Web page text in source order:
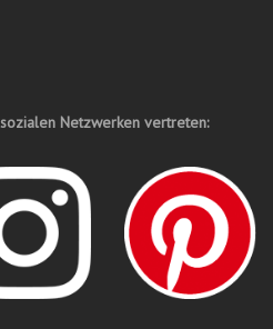
Netzwerken vertreten: